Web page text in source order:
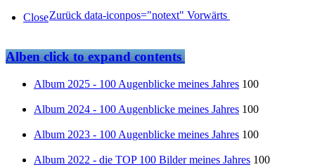
Zurück data-iconpos="notext" Vorwärts
Close
Albenclick to expand contents
Album 2025 - 100 Augenblicke meines Jahres 100
Album 2024 - 100 Augenblicke meines Jahres 100
Album 2023 - 100 Augenblicke meines Jahres 100
Album 2022 - die TOP 100 Bilder meines Jahres 100